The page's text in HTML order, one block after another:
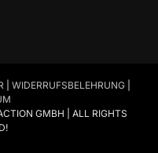
WIDERRUFSBELEHRUNG
GMBH | ALL RIGHTS